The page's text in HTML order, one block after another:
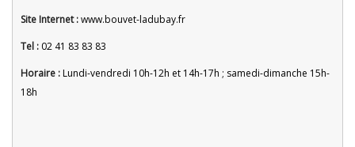
Site Internet :www.bouvet-ladubay.fr
Tel : 02 41 83 83 83
Horaire :Lundi-vendredi 10h-12h et 14h-17h ; samedi-dimanche 15h-
18h